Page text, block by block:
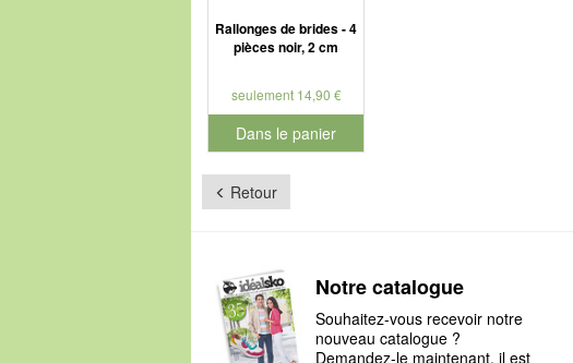
Rallonges de brides - 4
pièces noir, 2 cm
seulement 14,90 €
Dans le panier
pour le numéro de produit 910102
Retour
Notre catalogue
Souhaitez-vous recevoir notre
nouveau catalogue ?
Demandez-le maintenant, il est